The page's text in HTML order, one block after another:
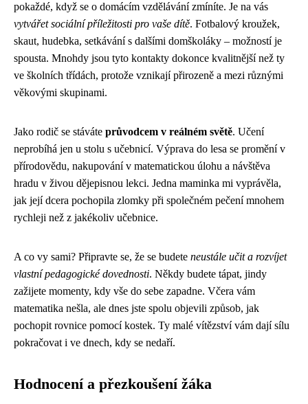
pokaždé, když se o domácím vzdělávání zmíníte. Je na vás
vytvářet sociální příležitosti pro vaše dítě. Fotbalový kroužek,
skaut, hudebka, setkávání s dalšími domškoláky – možností je
spousta. Mnohdy jsou tyto kontakty dokonce kvalitnější než ty
ve školních třídách, protože vznikají přirozeně a mezi různými
věkovými skupinami.
Jako rodič se stáváte průvodcem v reálném světě. Učení
neprobíhá jen u stolu s učebnicí. Výprava do lesa se promění v
přírodovědu, nakupování v matematickou úlohu a návštěva
hradu v živou dějepisnou lekci. Jedna maminka mi vyprávěla,
jak její dcera pochopila zlomky při společném pečení mnohem
rychleji než z jakékoliv učebnice.
A co vy sami? Připravte se, že se budete neustále učit a rozvíjet
vlastní pedagogické dovednosti. Někdy budete tápat, jindy
zažijete momenty, kdy vše do sebe zapadne. Včera vám
matematika nešla, ale dnes jste spolu objevili způsob, jak
pochopit rovnice pomocí kostek. Ty malé vítězství vám dají sílu
pokračovat i ve dnech, kdy se nedaří.
Hodnocení a přezkoušení žáka